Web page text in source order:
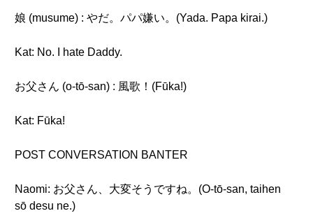
娘 (musume) : やだ。パパ嫌い。(Yada. Papa kirai.)
Kat: No. I hate Daddy.
お父さん (o-tō-san) : 風歌！(Fūka!)
Kat: Fūka!
POST CONVERSATION BANTER
Naomi: お父さん、大変そうですね。(O-tō-san, taihen
sō desu ne.)